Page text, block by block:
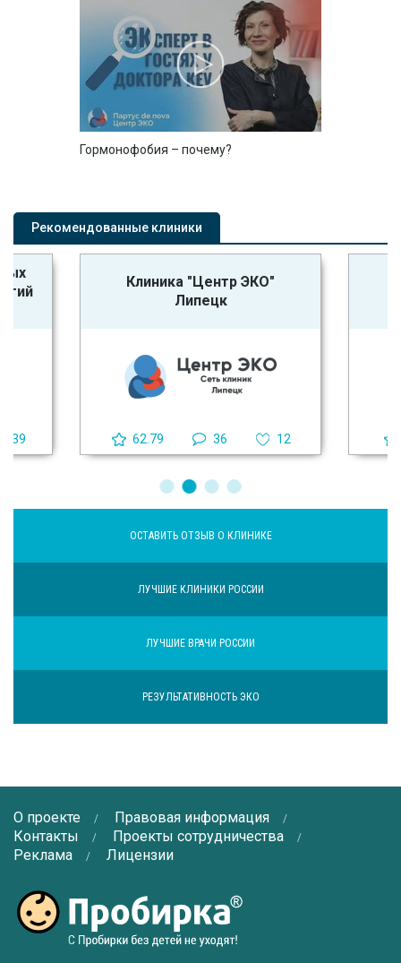
Гормонофобия – почему?
Рекомендованные клиники
39
Клиника "Центр ЭКО"
Липецк
62.79 36 12
ОСТАВИТЬ ОТЗЫВ О КЛИНИКЕ
ЛУЧШИЕ КЛИНИКИ РОССИИ
ЛУЧШИЕ ВРАЧИ РОССИИ
РЕЗУЛЬТАТИВНОСТЬ ЭКО
О проекте
Правовая информация
Контакты
Проекты сотрудничества
Реклама
Лицензии